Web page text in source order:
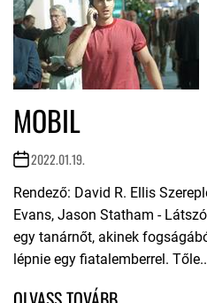
MOBIL
2022.01.19.
Rendező: David R. Ellis
Evans, Jason Statham -
egy tanárnőt, akinek
lépnie egy fiatalemberrel.